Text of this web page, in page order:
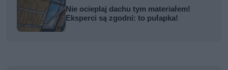
Nie ocieplaj dachu tym materiałem!
Eksperci są zgodni: to pułapka!